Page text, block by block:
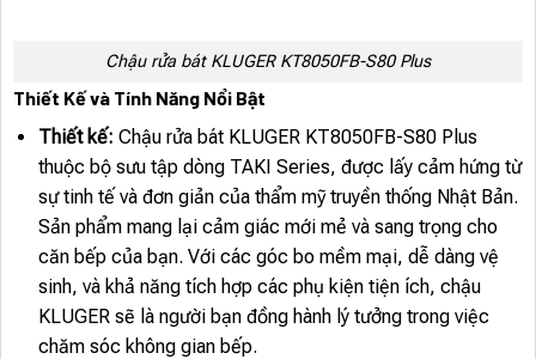
Chậu rửa bát KLUGER KT8050FB-S80 Plus
Thiết Kế và Tính Năng Nổi Bật
Thiết kế: Chậu rửa bát KLUGER KT8050FB-S80 Plus
thuộc bộ sưu tập dòng TAKI Series, được lấy cảm hứng từ
sự tinh tế và đơn giản của thẩm mỹ truyền thống Nhật Bản.
Sản phẩm mang lại cảm giác mới mẻ và sang trọng cho
căn bếp của bạn. Với các góc bo mềm mại, dễ dàng vệ
sinh, và khả năng tích hợp các phụ kiện tiện ích, chậu
KLUGER sẽ là người bạn đồng hành lý tưởng trong việc
chăm sóc không gian bếp.